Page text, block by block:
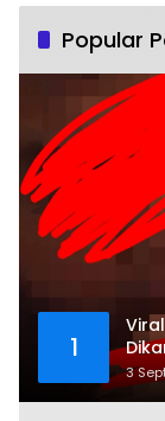
Popular
1
3